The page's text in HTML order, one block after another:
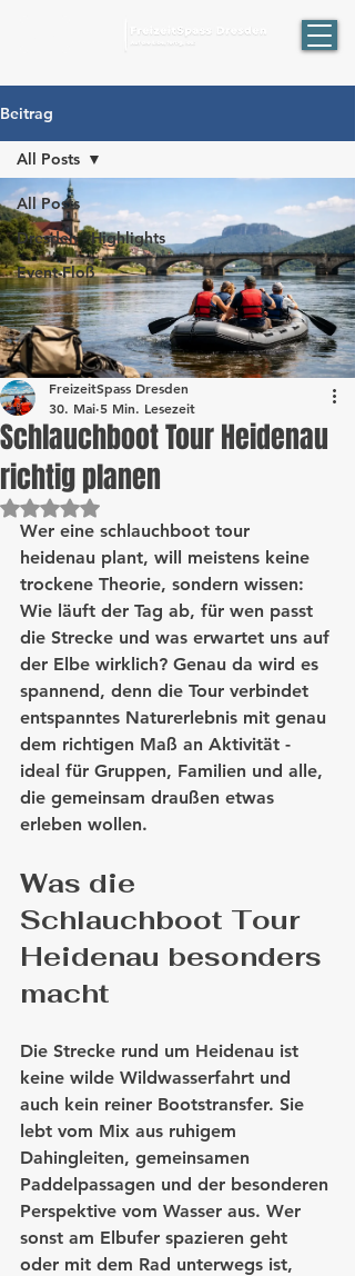
Beitrag
All Posts
Dresden - Highlights
Event-Floß
All Posts
Schlauchboot Tour Heidenau
richtig planen
FreizeitSpass Dresden
30. Mai 5 Min. Lesezeit
Mit NaN von 5 Sternen bewertet.
Wer eine schlauchboot tour
heidenau plant, will meistens keine
trockene Theorie, sondern wissen:
Wie läuft der Tag ab, für wen passt
die Strecke und was erwartet uns auf
der Elbe wirklich? Genau da wird es
spannend, denn die Tour verbindet
entspanntes Naturerlebnis mit genau
dem richtigen Maß an Aktivität -
ideal für Gruppen, Familien und alle,
die gemeinsam draußen etwas
erleben wollen.
Was die
Schlauchboot Tour
Heidenau besonders
macht
Die Strecke rund um Heidenau ist
keine wilde Wildwasserfahrt und
auch kein reiner Bootstransfer. Sie
lebt vom Mix aus ruhigem
Dahingleiten, gemeinsamen
Paddelpassagen und der besonderen
Perspektive vom Wasser aus. Wer
sonst am Elbufer spazieren geht
oder mit dem Rad unterwegs ist,